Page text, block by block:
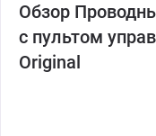
Обзор
с пультом
Original